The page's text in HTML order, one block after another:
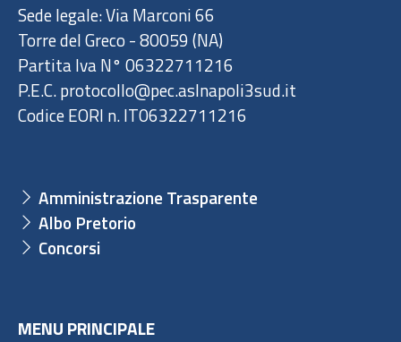
Sede legale: Via Marconi 66
Torre del Greco - 80059 (NA)
Partita Iva N° 06322711216
P.E.C. protocollo@pec.aslnapoli3sud.it
Codice EORI n. IT06322711216
Amministrazione Trasparente
Albo Pretorio
Concorsi
MENU PRINCIPALE